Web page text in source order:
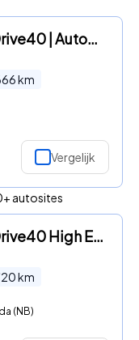
BMW i4 - eDrive40 | Automaat | Apple Carplay | Camera | Parkeersensor
km
Vergelijk
autosites
BMW i4 - eDrive40 High Executive 84 kWh | Leder | HiFi | M-sport |
km
(NB)